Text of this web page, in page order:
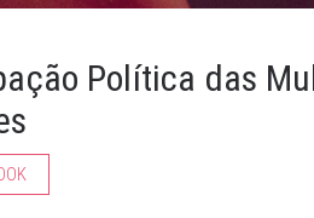
Política das